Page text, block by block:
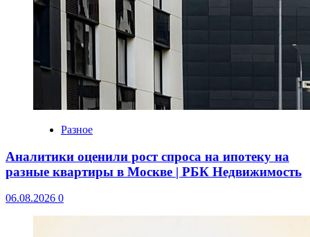
Разное
Аналитики оценили рост спроса на ипотеку на
разные квартиры в Москве | РБК Недвижимость
06.08.2026 0